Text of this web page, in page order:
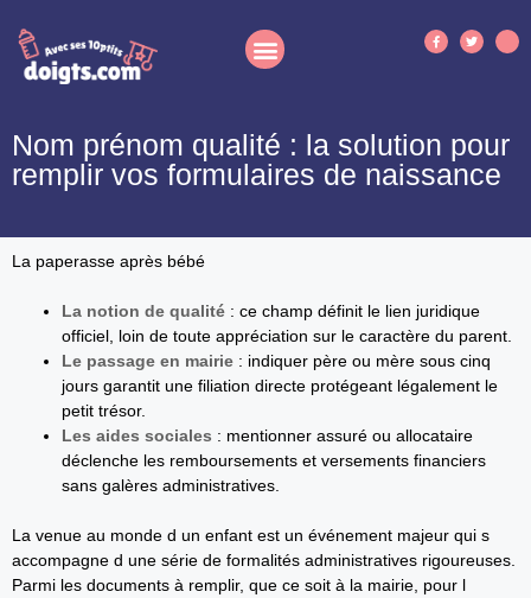
Nom prénom qualité : la solution pour
remplir vos formulaires de naissance
La paperasse après bébé
La notion de qualité : ce champ définit le lien juridique
officiel, loin de toute appréciation sur le caractère du parent.
Le passage en mairie : indiquer père ou mère sous cinq
jours garantit une filiation directe protégeant légalement le
petit trésor.
Les aides sociales : mentionner assuré ou allocataire
déclenche les remboursements et versements financiers
sans galères administratives.
La venue au monde d un enfant est un événement majeur qui s
accompagne d une série de formalités administratives rigoureuses.
Parmi les documents à remplir, que ce soit à la mairie, pour l